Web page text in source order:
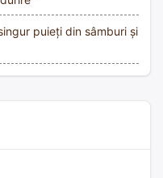
puieți din sâmburi și